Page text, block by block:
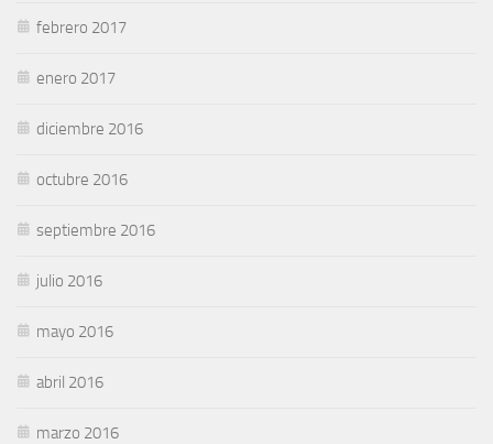
febrero 2017
enero 2017
diciembre 2016
octubre 2016
septiembre 2016
julio 2016
mayo 2016
abril 2016
marzo 2016